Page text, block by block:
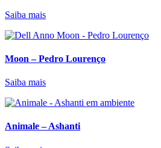
Saiba mais
Moon – Pedro Lourenço
Saiba mais
Animale – Ashanti